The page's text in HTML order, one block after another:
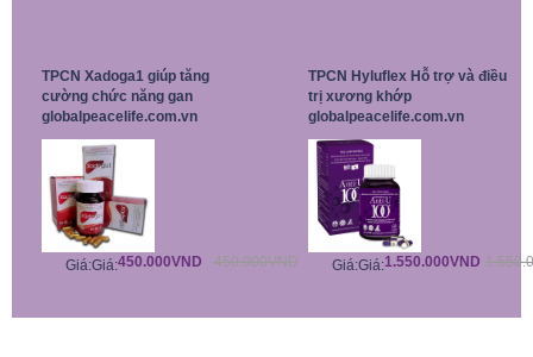
TPCN Xadoga1 giúp tăng
cường chức năng gan
globalpeacelife.com.vn
Giá:Giá:450.000VND 450.000VND
TPCN Hyluflex Hỗ trợ và điều
trị xương khớp
globalpeacelife.com.vn
Giá:Giá:1.550.000VND